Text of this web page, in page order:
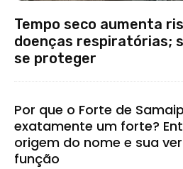
Tempo seco aumenta
doenças respiratórias;
se proteger
Por que o Forte de
exatamente um forte?
origem do nome e sua
função